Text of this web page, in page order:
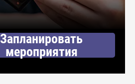
Запланировать
мероприятия